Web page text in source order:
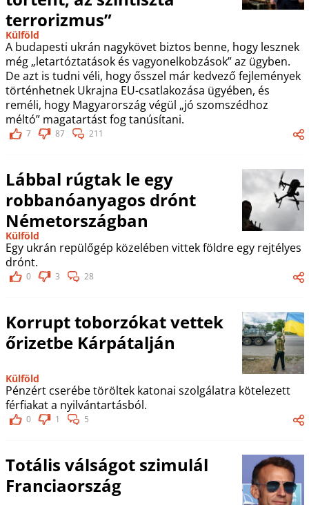
terrorizmus”
Külföld
A budapesti ukrán nagykövet biztos benne, hogy lesznek
még „letartóztatások és vagyonelkobzások” az ügyben.
De azt is tudni véli, hogy ősszel már kedvező fejlemények
történhetnek Ukrajna EU-csatlakozása ügyében, és
reméli, hogy Magyarország végül „jó szomszédhoz
méltó” magatartást fog tanúsítani.
7 87 211
Lábbal rúgtak le egy
robbanóanyagos drónt
Németországban
Külföld
Egy ukrán repülőgép közelében vittek földre egy rejtélyes
drónt.
0 3 28
Korrupt toborzókat vettek
őrizetbe Kárpátalján
Külföld
Pénzért cserébe töröltek katonai szolgálatra kötelezett
férfiakat a nyilvántartásból.
0 1 5
Totális válságot szimulál
Franciaország